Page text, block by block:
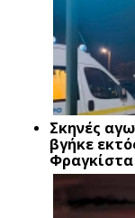
Σκηνές
βγήκε
Φραγκίστα